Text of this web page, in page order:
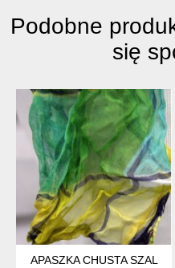
Podobne
się
APASZKA CHUSTA SZAL